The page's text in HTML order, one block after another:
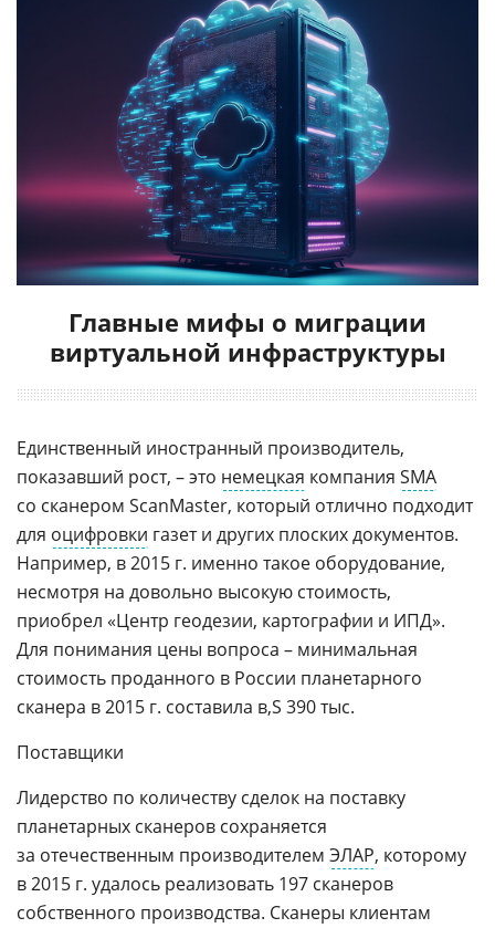
Главные мифы о миграции
виртуальной инфраструктуры
Единственный иностранный производитель,
показавший рост, – это немецкая компания SMA
со сканером ScanMaster, который отлично подходит
для оцифровки газет и других плоских документов.
Например, в 2015 г. именно такое оборудование,
несмотря на довольно высокую стоимость,
приобрел «Центр геодезии, картографии и ИПД».
Для понимания цены вопроса – минимальная
стоимость проданного в России планетарного
сканера в 2015 г. составила
390 тыс.
Поставщики
Лидерство по количеству сделок на поставку
планетарных сканеров сохраняется
за отечественным производителем ЭЛАР, которому
в 2015 г. удалось реализовать 197 сканеров
собственного производства. Сканеры клиентам